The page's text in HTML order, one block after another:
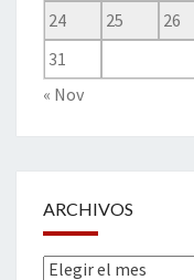
24
25 26
31
« Nov
ARCHIVOS
Archivos